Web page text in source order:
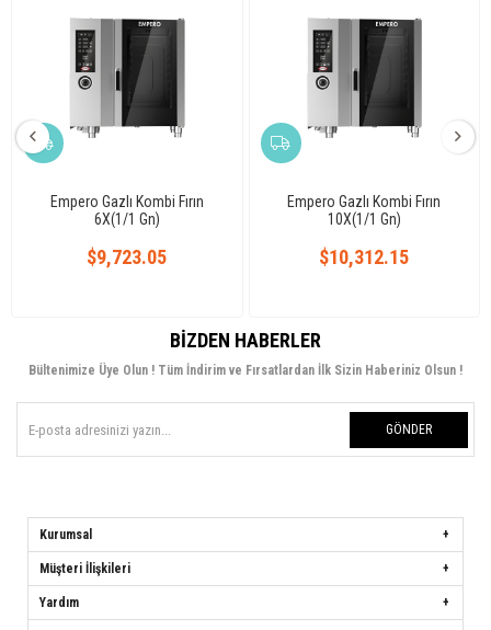
Empero Gazlı Kombi Fırın
6X(1/1 Gn)
$9,723.05
Empero Gazlı Kombi Fırın
10X(1/1 Gn)
$10,312.15
BIZDEN HABERLER
Bültenimize Üye Olun ! Tüm İndirim ve Fırsatlardan İlk Sizin Haberiniz Olsun !
GÖNDER
Kurumsal
Müşteri İlişkileri
Yardım